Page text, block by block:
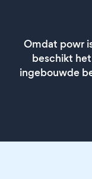
Omdat powr
beschikt
ingebouwde